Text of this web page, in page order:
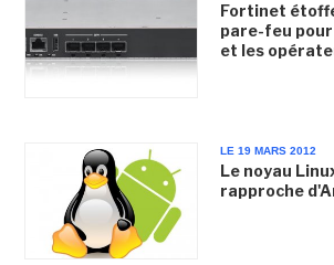
Fortinet
pare-feu
et les
LE 19 MARS 2012
Le noyau
rapproche